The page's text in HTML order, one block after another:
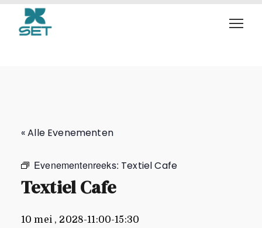
Textiel Cafe
« Alle Evenementen
Evenementenreeks: Textiel Cafe
Textiel Cafe
10 mei , 2028-11:00-15:30